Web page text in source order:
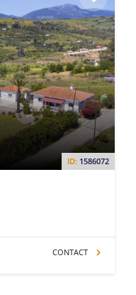
ID: 1586072
CONTACT